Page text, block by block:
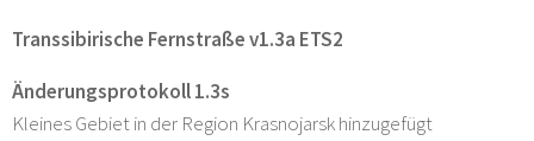
Transsibirische Fernstraße v1.3a ETS2
Änderungsprotokoll 1.3s
Kleines Gebiet in der Region Krasnojarsk hinzugefügt